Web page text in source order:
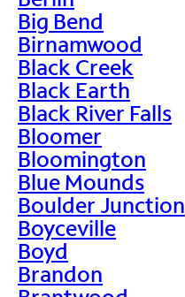
Big Bend
Birnamwood
Black Creek
Black Earth
Black River Falls
Bloomer
Bloomington
Blue Mounds
Boulder Junction
Boyceville
Boyd
Brandon